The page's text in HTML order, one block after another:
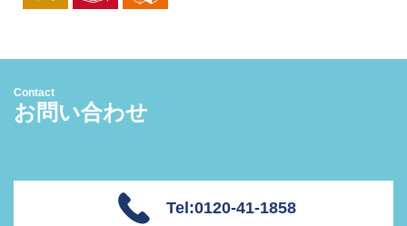
Contact
お問い合わせ
Tel:0120-41-1858